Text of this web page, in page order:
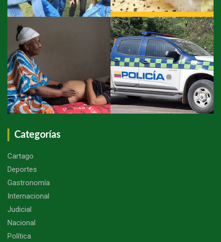
Categorías
Cartago
Deportes
Gastronomía
Internacional
Judicial
Nacional
Política